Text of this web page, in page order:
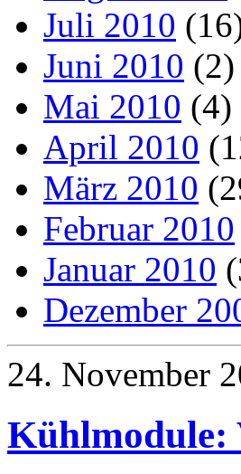
Juli 2010
Juni 2010 (2)
Mai 2010 (4)
April 2010
März 2010
Februar 2010
Januar 2010
Dezember
24. November
Kühlmodule: